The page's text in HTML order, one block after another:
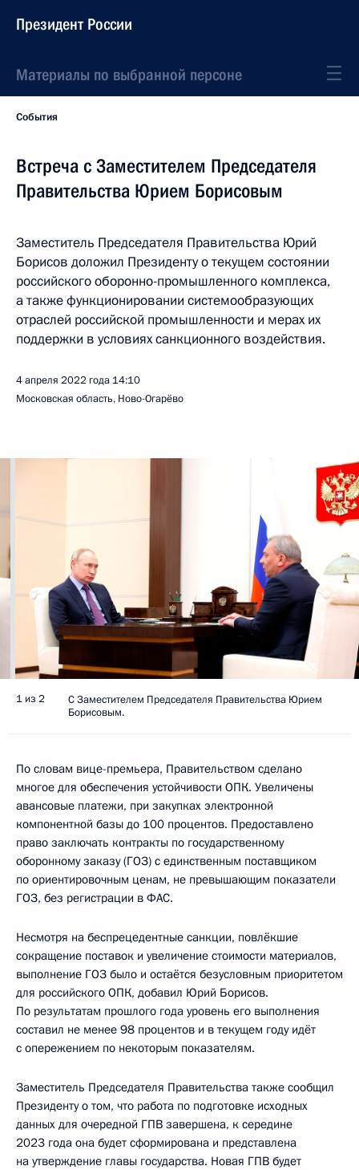
Президент России
Материалы по выбранной персоне
События
Встреча с Заместителем Председателя
Правительства Юрием Борисовым
Заместитель Председателя Правительства Юрий
Борисов доложил Президенту о текущем состоянии
российского оборонно-промышленного комплекса,
а также функционировании системообразующих
отраслей российской промышленности и мерах их
поддержки в условиях санкционного воздействия.
4 апреля 2022 года 14:10
Московская область, Ново-Огарёво
1 из 2
С Заместителем Председателя Правительства Юрием
Борисовым.
По словам вице-премьера, Правительством сделано
многое для обеспечения устойчивости ОПК. Увеличены
авансовые платежи, при закупках электронной
компонентной базы до 100 процентов. Предоставлено
право заключать контракты по государственному
оборонному заказу (ГОЗ) с единственным поставщиком
по ориентировочным ценам, не превышающим показатели
ГОЗ, без регистрации в ФАС.
Несмотря на беспрецедентные санкции, повлёкшие
сокращение поставок и увеличение стоимости материалов,
выполнение ГОЗ было и остаётся безусловным приоритетом
для российского ОПК, добавил Юрий Борисов.
По результатам прошлого года уровень его выполнения
составил не менее 98 процентов и в текущем году идёт
с опережением по некоторым показателям.
Заместитель Председателя Правительства также сообщил
Президенту о том, что работа по подготовке исходных
данных для очередной ГПВ завершена, к середине
2023 года она будет сформирована и представлена
на утверждение главы государства. Новая ГПВ будет